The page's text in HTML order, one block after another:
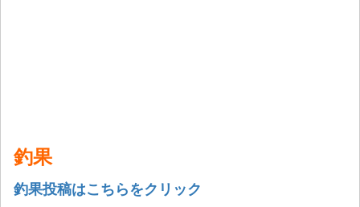
釣果
釣果投稿はこちらをクリック